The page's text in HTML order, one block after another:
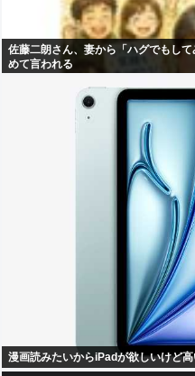
佐藤二朗さん、妻から「ハグでもし
めて言われる
漫画読みたいからiPadが欲しいけど